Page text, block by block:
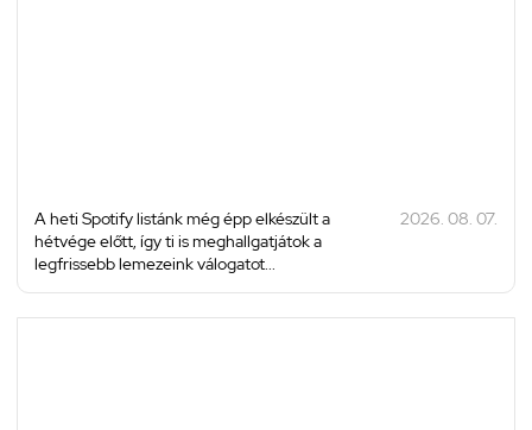
A heti Spotify listánk még épp elkészült a
hétvége előtt, így ti is meghallgatjátok a
legfrissebb lemezeink válogatot...
2026. 08. 07.